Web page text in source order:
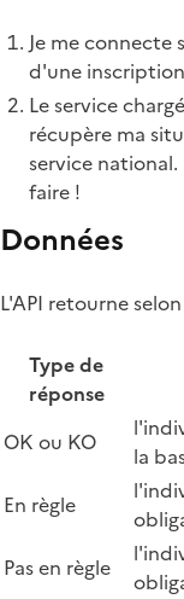
Je me connecte
d'une
Le service
récupère ma
service national.
faire !
Données
L'API retourne
Type de
réponse
OK ou KO
la
En règle
Pas en règle